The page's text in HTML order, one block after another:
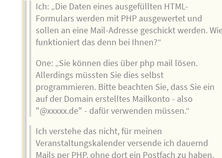
Ich: „Die Daten eines ausgefüllten HTML-
Formulars werden mit PHP ausgewertet und
sollen an eine Mail-Adresse geschickt werden.
funktioniert das denn bei Ihnen?“
One: „Sie können dies über php mail lösen.
Allerdings müssten Sie dies selbst
programmieren. Bitte beachten Sie, dass Sie ein
auf der Domain erstelltes Mailkonto - also
"@xxxxx.de" - dafür verwenden müssen.“
Ich verstehe das nicht, für meinen
Veranstaltungskalender versende ich dauernd
Mails per PHP, ohne dort ein Postfach zu haben.